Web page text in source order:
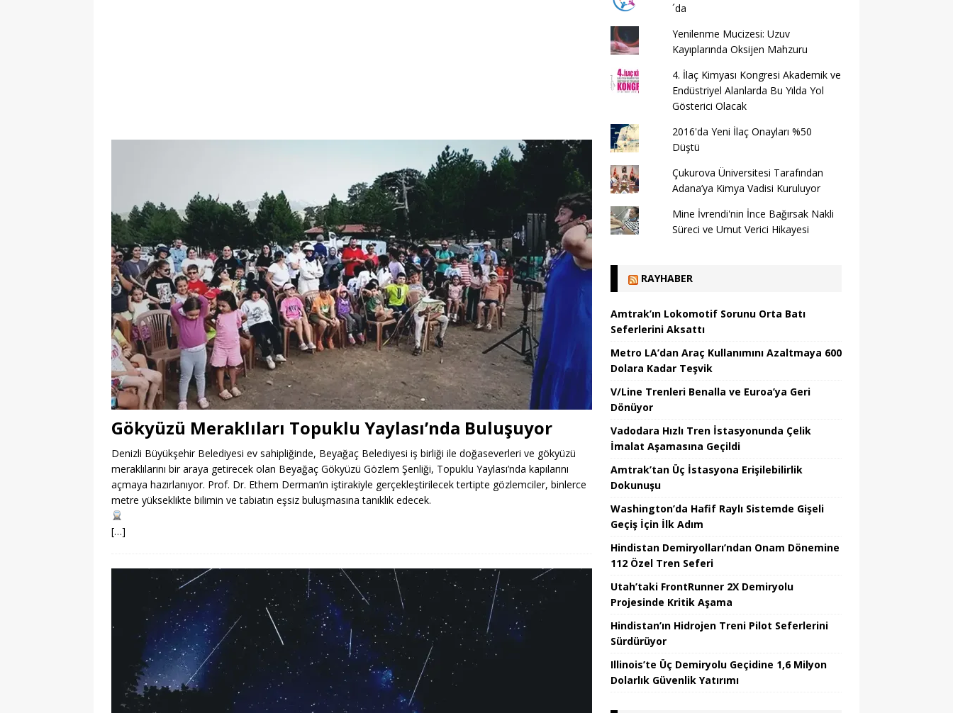
Gökyüzü Meraklıları Topuklu Yaylası’nda Buluşuyor
Denizli Büyükşehir Belediyesi ev sahipliğinde, Beyağaç Belediyesi iş birliği ile doğaseverleri ve gökyüzü
meraklılarını bir araya getirecek olan Beyağaç Gökyüzü Gözlem Şenliği, Topuklu Yaylası’nda kapılarını
açmaya hazırlanıyor. Prof. Dr. Ethem Derman’ın iştirakiyle gerçekleştirilecek tertipte gözlemciler, binlerce
metre yükseklikte bilimin ve tabiatın eşsiz buluşmasına tanıklık edecek.
[…]
´da
Yenilenme Mucizesi: Uzuv
Kayıplarında Oksijen Mahzuru
4. İlaç Kimyası Kongresi Akademik ve
Endüstriyel Alanlarda Bu Yılda Yol
Gösterici Olacak
2016'da Yeni İlaç Onayları %50
Düştü
Çukurova Üniversitesi Tarafından
Adana’ya Kimya Vadisi Kuruluyor
Mine İvrendi'nin İnce Bağırsak Nakli
Süreci ve Umut Verici Hikayesi
RAYHABER
Amtrak’ın Lokomotif Sorunu Orta Batı
Seferlerini Aksattı
Metro LA’dan Araç Kullanımını Azaltmaya 600
Dolara Kadar Teşvik
V/Line Trenleri Benalla ve Euroa’ya Geri
Dönüyor
Vadodara Hızlı Tren İstasyonunda Çelik
İmalat Aşamasına Geçildi
Amtrak’tan Üç İstasyona Erişilebilirlik
Dokunuşu
Washington’da Hafif Raylı Sistemde Gişeli
Geçiş İçin İlk Adım
Hindistan Demiryolları’ndan Onam Dönemine
112 Özel Tren Seferi
Utah’taki FrontRunner 2X Demiryolu
Projesinde Kritik Aşama
Hindistan’ın Hidrojen Treni Pilot Seferlerini
Sürdürüyor
Illinois’te Üç Demiryolu Geçidine 1,6 Milyon
Dolarlık Güvenlik Yatırımı